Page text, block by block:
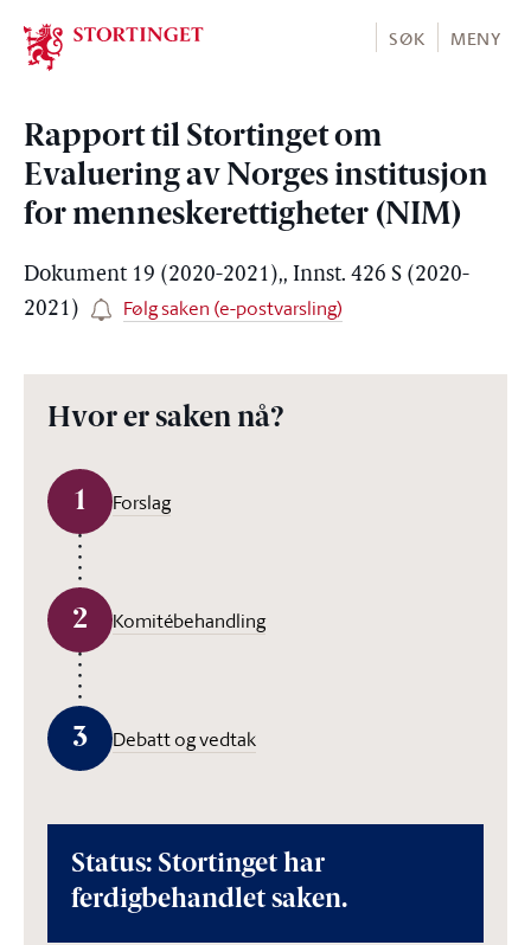
Stortinget.no
SØK MENY
Rapport til Stortinget om
Evaluering av Norges institusjon
for menneskerettigheter (NIM)
Dokument 19 (2020-2021),, Innst. 426 S (2020-
2021)
Følg saken (e-postvarsling)
Hvor er saken nå?
1 Forslag
2 Komitébehandling
3 Debatt og vedtak
Status: Stortinget har
ferdigbehandlet saken.